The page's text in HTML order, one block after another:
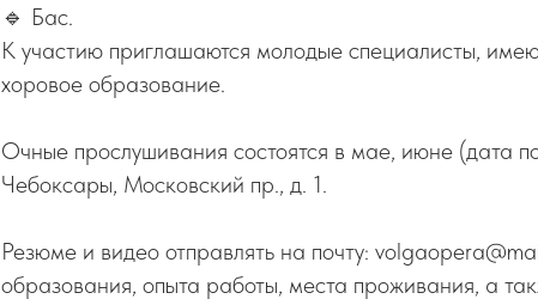
🔹 Бас.
К участию приглашаются молодые специалисты,
хоровое образование.
Очные прослушивания состоятся в мае, июне (дата
Чебоксары, Московский пр., д. 1.
Резюме и видео отправлять на почту:
образования, опыта работы, места проживания, а